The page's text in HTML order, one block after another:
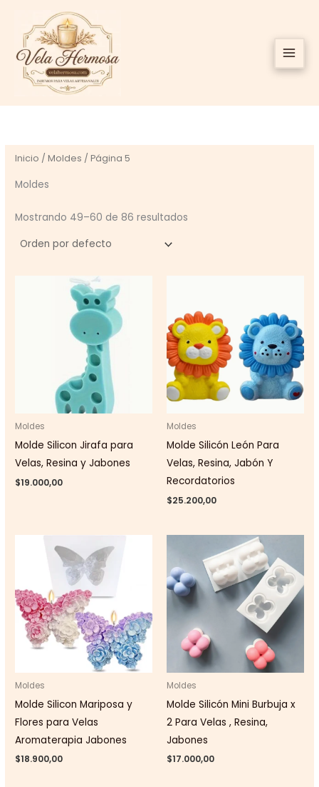
contenido
Inicio /Moldes / Página 5
Moldes
Mostrando 49–60 de 86 resultados
Moldes
Molde Silicon Jirafa para
Velas, Resina y Jabones
$19.000,00
Moldes
Molde Silicón León Para
Velas, Resina, Jabón Y
Recordatorios
$25.200,00
Moldes
Molde Silicon Mariposa y
Flores para Velas
Aromaterapia Jabones
$18.900,00
Moldes
Molde Silicón Mini Burbuja x
2 Para Velas , Resina,
Jabones
$17.000,00